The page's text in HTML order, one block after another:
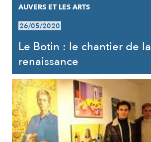
AUVERS ET LES ARTS
26/05/2020
Le Botin : le chantier de la
renaissance